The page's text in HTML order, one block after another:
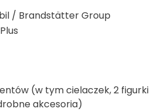
/ Brandstätter Group
(w tym cielaczek, 2 figurki
akcesoria)